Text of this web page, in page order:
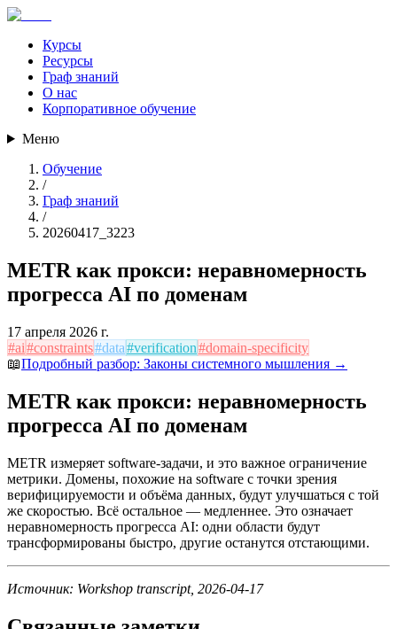
Курсы
Ресурсы
Граф знаний
О нас
Корпоративное обучение
Меню
Обучение
/
Граф знаний
/
20260417_3223
METR как прокси: неравномерность
прогресса AI по доменам
17 апреля 2026 г.
#ai#constraints#data#verification#domain-specificity
📖Подробный разбор: Законы системного мышления →
METR как прокси: неравномерность
прогресса AI по доменам
METR измеряет software-задачи, и это важное ограничение
метрики. Домены, похожие на software с точки зрения
верифицируемости и объёма данных, будут улучшаться с той
же скоростью. Всё остальное — медленнее. Это означает
неравномерность прогресса AI: одни области будут
трансформированы быстро, другие останутся отстающими.
Источник: Workshop transcript, 2026-04-17